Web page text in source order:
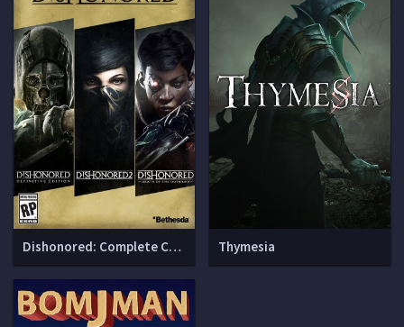
Dishonored: Complete Collection Thymesia